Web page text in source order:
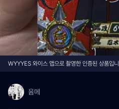
WYYYES 와이스 앱으로 촬영한 인증된 상품입
윰메